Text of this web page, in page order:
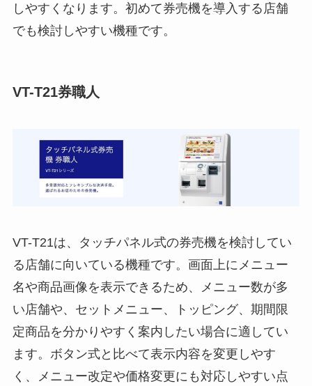
しやすくなります。初めて券売機を導入する店舗
でも検討しやすい機種です。
VT-T21券職人
VT-T21は、タッチパネル式の券売機を検討してい
る店舗に向いている機種です。画面上にメニュー
名や商品画像を表示できるため、メニュー数が多
い店舗や、セットメニュー、トッピング、期間限
定商品を分かりやすく案内したい場合に適してい
ます。ボタン式と比べて表示内容を変更しやす
く、メニュー改定や価格変更にも対応しやすい点